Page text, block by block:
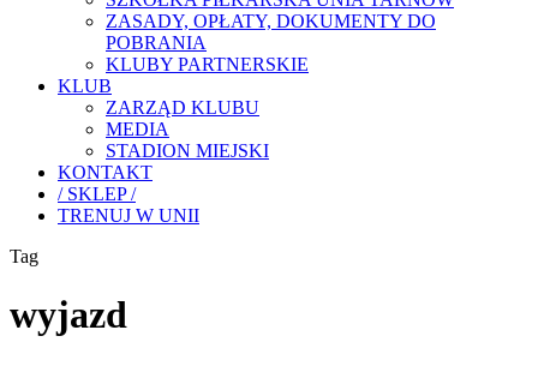
ZASADY, OPŁATY, DOKUMENTY DO
POBRANIA
KLUBY PARTNERSKIE
KLUB
ZARZĄD KLUBU
MEDIA
STADION MIEJSKI
KONTAKT
/ SKLEP /
TRENUJ W UNII
Tag
wyjazd